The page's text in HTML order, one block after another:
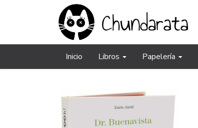
Inicio Libros Papelería